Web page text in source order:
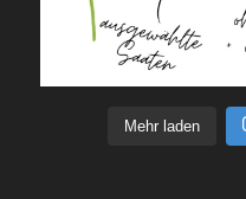
Mehr laden